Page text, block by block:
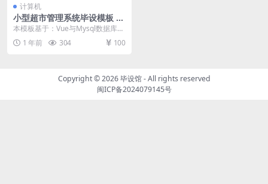
计算机
小型超市管理系统毕设模板 毕
业设计模板及毕业论文
本模板基于：Vue与Mysql数据库开
发 系统功能实现 用户信息管理 管
理员管理...
1 年前 304 100
Copyright © 2026毕设馆- All rights reserved
闽ICP备2024079145号